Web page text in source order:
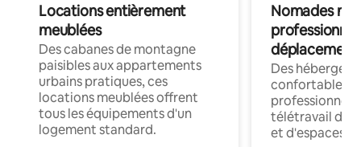
Locations entièrement
meublées
Des cabanes de montagne
paisibles aux appartements
urbains pratiques, ces
locations meublées offrent
tous les équipements d'un
logement standard.
Nomades
déplacement
Des
confortables
professionnels
télétravail
et d'espaces